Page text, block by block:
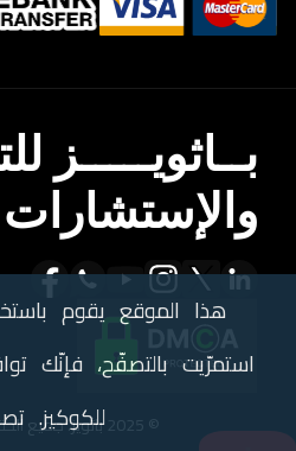
بــاثويـــــز
والإستشارات
© 2025 باثويز. جميع الحقوق محفوظة.
هذا الموقع يقوم
استمرّيت بالتصفّح، فإنّك
للكوكيز.